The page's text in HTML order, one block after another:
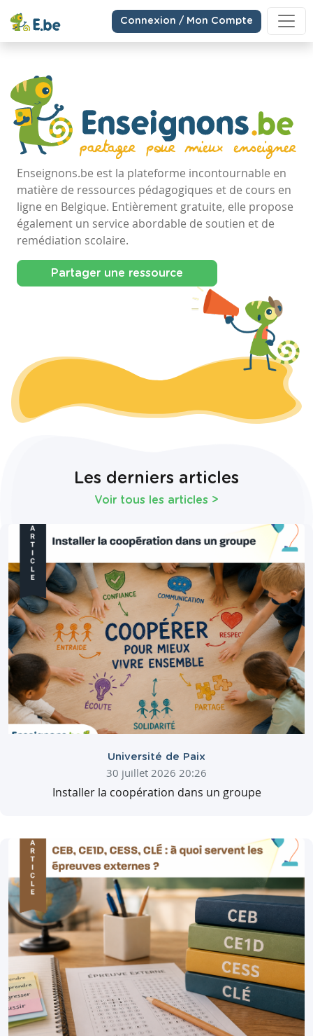
Connexion / Mon Compte
Enseignons.be est la plateforme incontournable en
matière de ressources pédagogiques et de cours en
ligne en Belgique. Entièrement gratuite, elle propose
également un service abordable de soutien et de
remédiation scolaire.
Partager une ressource
Les derniers articles
Voir tous les articles >
Université de Paix
30 juillet 2026 20:26
Installer la coopération dans un groupe